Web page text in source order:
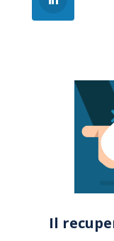
Il